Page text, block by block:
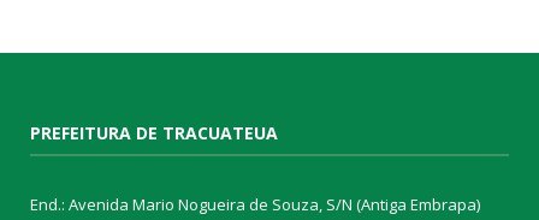
PREFEITURA DE TRACUATEUA
End.: Avenida Mario Nogueira de Souza, S/N (Antiga Embrapa)